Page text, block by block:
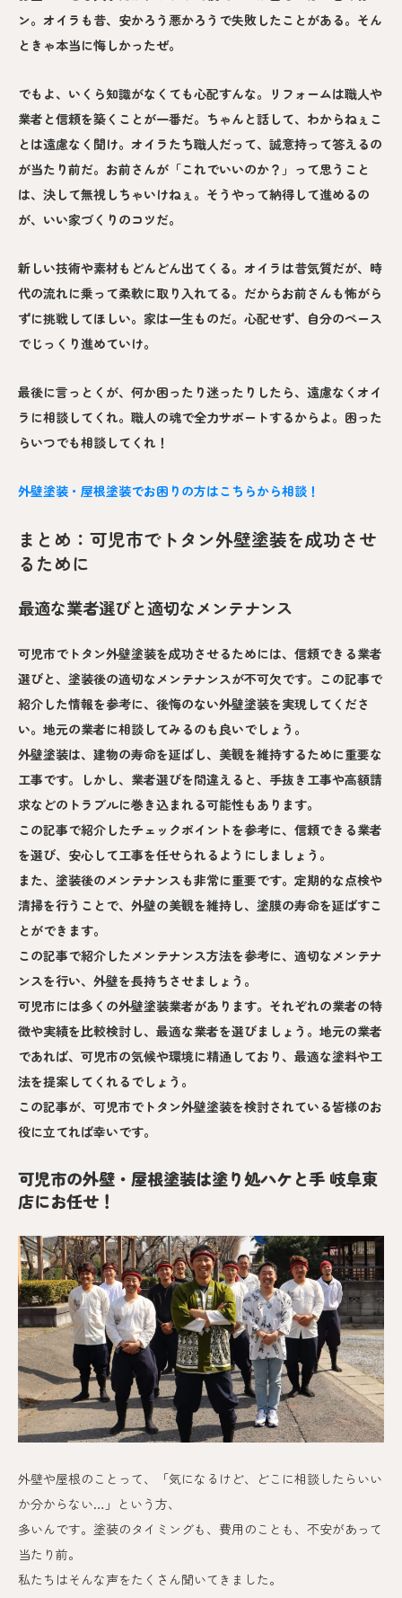
ン。オイラも昔、安かろう悪かろうで失敗したことがある。そん
ときゃ本当に悔しかったぜ。
でもよ、いくら知識がなくても心配すんな。リフォームは職人や
業者と信頼を築くことが一番だ。ちゃんと話して、わからねぇこ
とは遠慮なく聞け。オイラたち職人だって、誠意持って答えるの
が当たり前だ。お前さんが「これでいいのか？」って思うこと
は、決して無視しちゃいけねぇ。そうやって納得して進めるの
が、いい家づくりのコツだ。
新しい技術や素材もどんどん出てくる。オイラは昔気質だが、時
代の流れに乗って柔軟に取り入れてる。だからお前さんも怖がら
ずに挑戦してほしい。家は一生ものだ。心配せず、自分のペース
でじっくり進めていけ。
最後に言っとくが、何か困ったり迷ったりしたら、遠慮なくオイ
ラに相談してくれ。職人の魂で全力サポートするからよ。困った
らいつでも相談してくれ！
外壁塗装・屋根塗装でお困りの方はこちらから相談！
まとめ：可児市でトタン外壁塗装を成功させ
るために
最適な業者選びと適切なメンテナンス
可児市でトタン外壁塗装を成功させるためには、信頼できる業者
選びと、塗装後の適切なメンテナンスが不可欠です。この記事で
紹介した情報を参考に、後悔のない外壁塗装を実現してくださ
い。地元の業者に相談してみるのも良いでしょう。
外壁塗装は、建物の寿命を延ばし、美観を維持するために重要な
工事です。しかし、業者選びを間違えると、手抜き工事や高額請
求などのトラブルに巻き込まれる可能性もあります。
この記事で紹介したチェックポイントを参考に、信頼できる業者
を選び、安心して工事を任せられるようにしましょう。
また、塗装後のメンテナンスも非常に重要です。定期的な点検や
清掃を行うことで、外壁の美観を維持し、塗膜の寿命を延ばすこ
とができます。
この記事で紹介したメンテナンス方法を参考に、適切なメンテナ
ンスを行い、外壁を長持ちさせましょう。
可児市には多くの外壁塗装業者があります。それぞれの業者の特
徴や実績を比較検討し、最適な業者を選びましょう。地元の業者
であれば、可児市の気候や環境に精通しており、最適な塗料や工
法を提案してくれるでしょう。
この記事が、可児市でトタン外壁塗装を検討されている皆様のお
役に立てれば幸いです。
可児市の外壁・屋根塗装は塗り処ハケと手 岐阜東
店にお任せ！
外壁や屋根のことって、「気になるけど、どこに相談したらいい
か分からない…」という方、
多いんです。 塗装のタイミングも、費用のことも、不安があって
当たり前。
私たちはそんな声をたくさん聞いてきました。